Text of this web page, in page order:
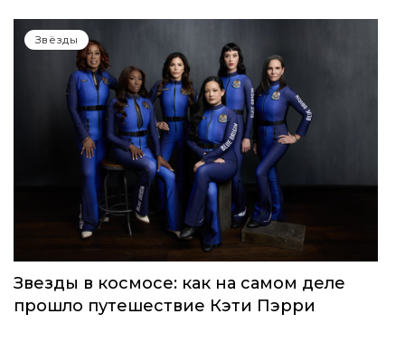
Звёзды
Звезды в космосе: как на самом деле
прошло путешествие Кэти Пэрри